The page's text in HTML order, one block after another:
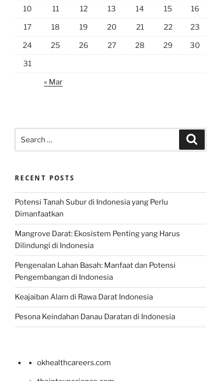
10 11 12 13 14 15 16
17 18 19 20 21 22 23
24 25 26 27 28 29 30
31
« Mar
for:
RECENT POSTS
Potensi Tanah Subur di Indonesia yang Perlu
Dimanfaatkan
Mangrove Darat: Ekosistem Penting yang Harus
Dilindungi di Indonesia
Pengenalan Lahan Basah: Manfaat dan Potensi
Pengembangan di Indonesia
Keajaiban Alam di Rawa Darat Indonesia
Pesona Keindahan Danau Daratan di Indonesia
okhealthcareers.com